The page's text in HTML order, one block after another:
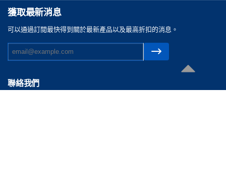
獲取最新消息
可以通過訂閲最快得到關於最新產品以及最高折扣的消息。
聯絡我們